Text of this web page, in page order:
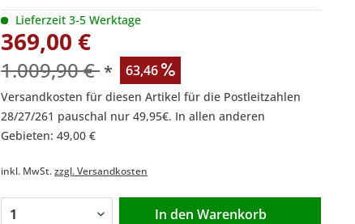
Lieferzeit 3-5 Werktage
369,00 €
1.009,90 € * 63,46
Versandkosten für diesen Artikel für die Postleitzahlen
28/27/261 pauschal nur 49,95€. In allen anderen
Gebieten: 49,00 €
inkl. MwSt.zzgl. Versandkosten
In den Warenkorb